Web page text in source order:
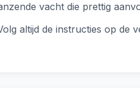
vacht die prettig
altijd de instructies op de